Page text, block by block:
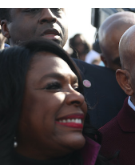
Economia
Sport
PODCAST